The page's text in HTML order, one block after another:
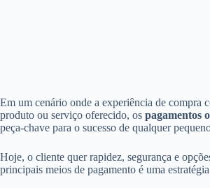
Em um cenário onde a experiência de compra
produto ou serviço oferecido, os pagamentos
peça-chave para o sucesso de qualquer
Hoje, o cliente quer rapidez, segurança e
principais meios de pagamento é uma